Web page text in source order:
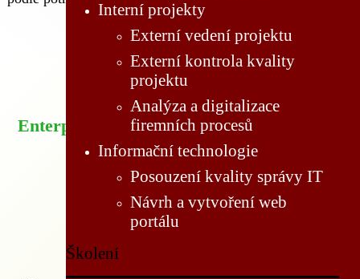
Interní projekty
Externí vedení projektu
Externí kontrola kvality
projektu
Analýza a digitalizace
firemních procesů
Informační technologie
Posouzení kvality správy IT
Návrh a vytvoření web
portálu
Školení
Enterprise Architect pro začátečníky